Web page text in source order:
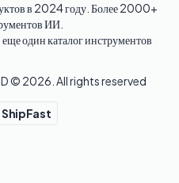
в 2024 году. Более 2000+
ИИ.
один каталог инструментов
© 2026 . All rights reserved
ShipFast